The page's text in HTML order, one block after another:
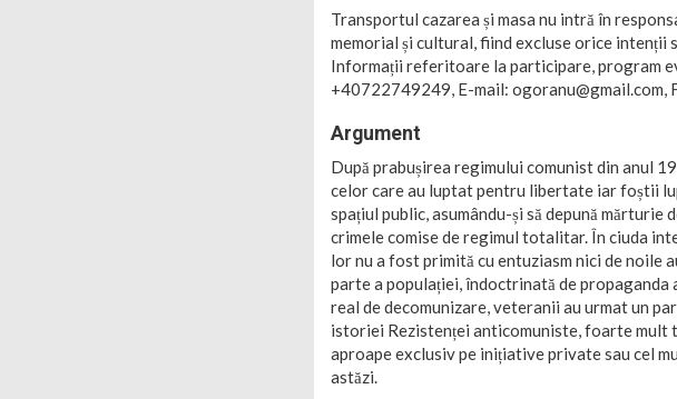
Transportul cazarea și masa nu intră în
memorial și cultural, fiind excluse orice intenții
Informații referitoare la participare, program
+40722749249, E-mail: ogoranu@gmail.com,
Argument
După prabușirea regimului comunist din anul
celor care au luptat pentru libertate iar foștii
spațiul public, asumându-și să depună
crimele comise de regimul totalitar. În ciuda
lor nu a fost primită cu entuziasm nici de noile
parte a populației, îndoctrinată de propaganda
real de decomunizare, veteranii au urmat un
istoriei Rezistenței anticomuniste, foarte mult
aproape exclusiv pe inițiative private sau cel
astăzi.